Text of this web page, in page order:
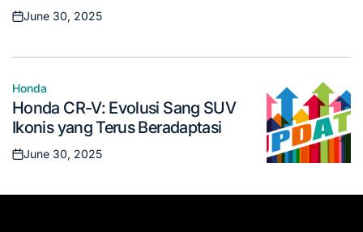
Posted
June 30, 2025
Posted
in
Honda
Honda CR-V: Evolusi Sang SUV
Ikonis yang Terus Beradaptasi
Posted
June 30, 2025